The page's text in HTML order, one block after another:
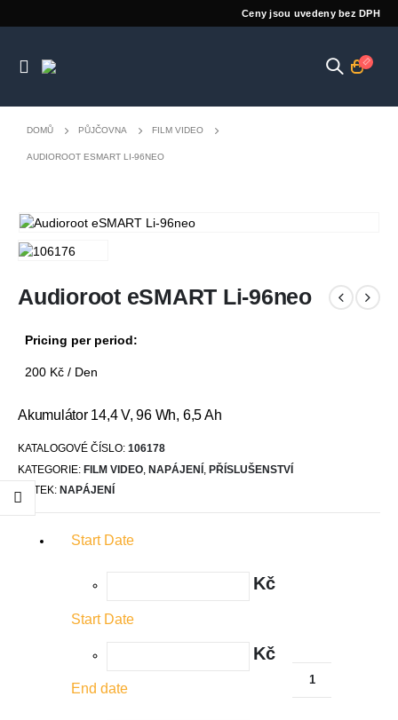
Ceny jsou uvedeny bez DPH
DOMŮ PŮJČOVNA FILM VIDEO
AUDIOROOT ESMART LI-96NEO
Audioroot eSMART Li-96neo
Pricing per period:
200 Kč / Den
Akumulátor 14,4 V, 96 Wh, 6,5 Ah
KATALOGOVÉ ČÍSLO: 106178
KATEGORIE: FILM VIDEO NAPÁJENÍ PŘÍSLUŠENSTVÍ
ŠTÍTEK: NAPÁJENÍ
Start Date
Kč
Start Date
Kč
End date